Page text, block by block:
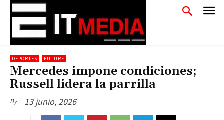
DEPORTES FUTURE
Mercedes impone condiciones;
Russell lidera la parrilla
By 13 junio, 2026